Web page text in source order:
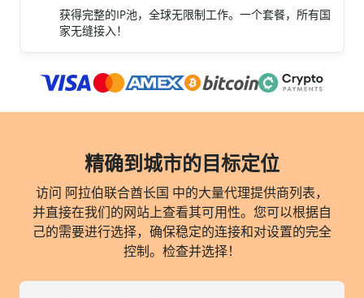
获得完整的IP池，全球无限制工作。一个套餐，所有国
家无缝接入！
精确到城市的目标定位
访问 阿拉伯联合酋长国 中的大量代理提供商列表，
并直接在我们的网站上查看其可用性。您可以根据自
己的需要进行选择，确保稳定的连接和对设置的完全
控制。检查并选择！